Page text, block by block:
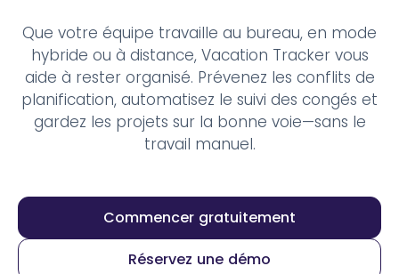
Que votre équipe travaille au bureau, en mode
hybride ou à distance, Vacation Tracker vous
aide à rester organisé. Prévenez les conflits de
planification, automatisez le suivi des congés et
gardez les projets sur la bonne voie—sans le
travail manuel.
Commencer gratuitement
Réservez une démo